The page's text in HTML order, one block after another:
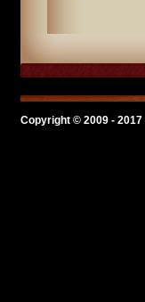
Copyright © 2009 -